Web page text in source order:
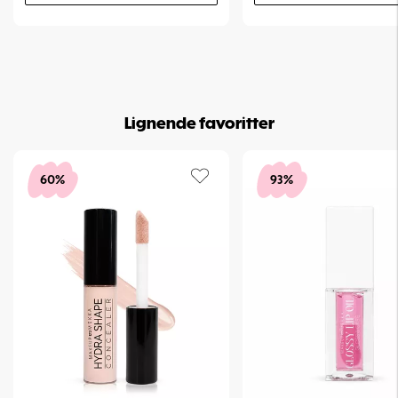
Lignende favoritter
60% 93%